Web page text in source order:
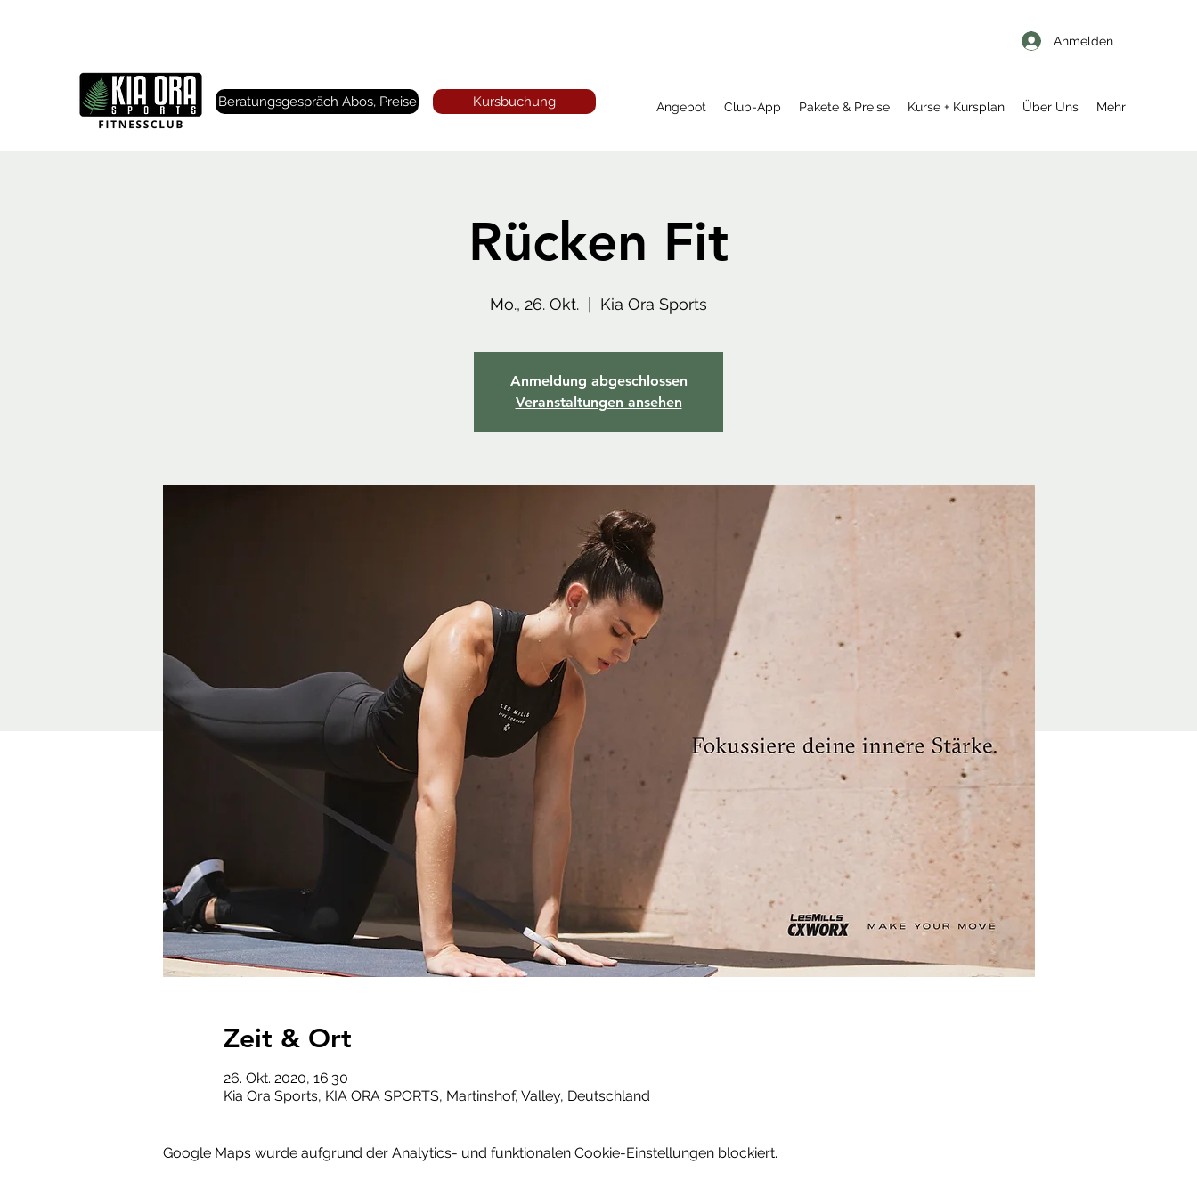
Anmelden
Beratungsgespräch Abos, Preise Kursbuchung Angebot Club-App Pakete & Preise Kurse + Kursplan Über Uns Mehr
Rücken Fit
Mo., 26. Okt. Kia Ora Sports
Anmeldung abgeschlossen
Veranstaltungen ansehen
Zeit & Ort
26. Okt. 2020, 16:30
Kia Ora Sports, KIA ORA SPORTS, Martinshof, Valley, Deutschland
Google Maps wurde aufgrund der Analytics- und funktionalen Cookie-Einstellungen blockiert.